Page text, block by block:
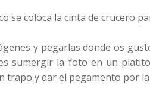
se coloca la cinta de crucero
y pegarlas donde os
sumergir la foto en un
trapo y dar el pegamento por